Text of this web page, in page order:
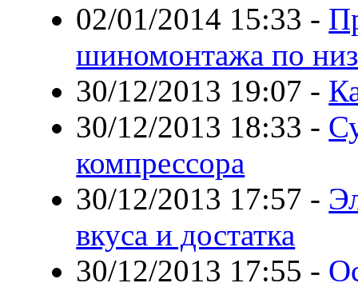
02/01/2014 15:33 -
шиномонтажа по
30/12/2013 19:07 -
30/12/2013 18:33 -
компрессора
30/12/2013 17:57 -
вкуса и достатка
30/12/2013 17:55 -